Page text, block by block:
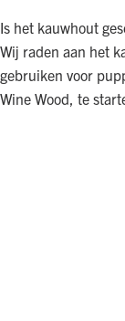
Is het kauwhout
Wij raden aan het
gebruiken voor
Wine Wood, te